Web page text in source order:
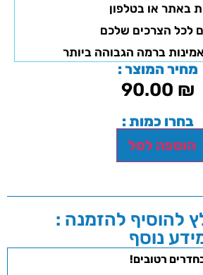
באתר או בטלפון
לכל הצרכים שלכם
ברמה הגבוהה ביותר
מחיר המוצר :
90.00 ₪
בחרו כמות :
הוספה לסל
להוסיף להזמנה :
נוסף
רטובים!